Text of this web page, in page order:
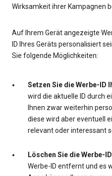
Wirksamkeit ihrer Kampagnen
Auf Ihrem Gerät angezeigte
ID Ihres Geräts personalisiert
Sie folgende Möglichkeiten:
Setzen Sie die Werbe-ID
wird die aktuelle ID durch
Ihnen zwar weiterhin
diese wird aber eventuell
relevant oder interessant
Löschen Sie die Werbe-
Werbe-ID entfernt und es